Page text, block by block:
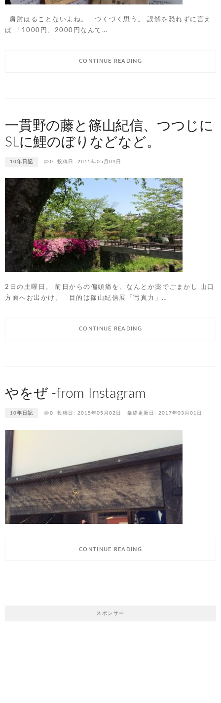
肩肘はることないよね。 つくづく思う。 誤解を恐れずに言え
ば 「1000円、2000円なんて…
CONTINUE READING
一貫野の藤と篠山紀信、つつじに
SLに鯉のぼりなどなど。
10年日記 0 投稿日: 2015年05月04日
2日の土曜日。 前日からの偏頭痛を、なんとか薬でごまかし 山口
方面へお出かけ。 目的は篠山紀信展「写真力」…
CONTINUE READING
やをぜ -from Instagram
10年日記 0 投稿日: 2015年05月02日 最終更新日: 2017年03月01日
CONTINUE READING
スポンサー